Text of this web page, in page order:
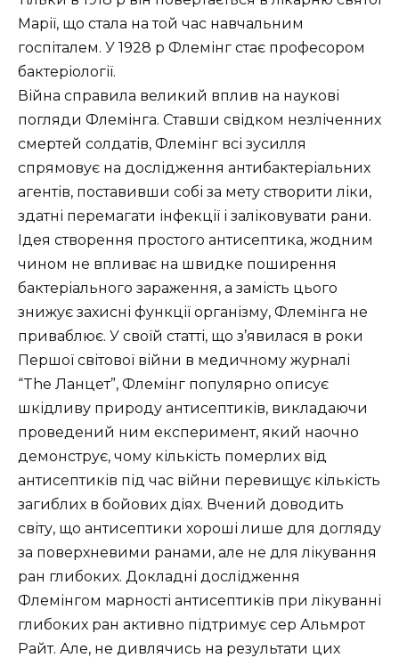
Марії, що стала на той час навчальним
госпіталем. У 1928 р Флемінг стає професором
бактеріології.
Війна справила великий вплив на наукові
погляди Флемінга. Ставши свідком незліченних
смертей солдатів, Флемінг всі зусилля
спрямовує на дослідження антибактеріальних
агентів, поставивши собі за мету створити ліки,
здатні перемагати інфекції і заліковувати рани.
Ідея створення простого антисептика, жодним
чином не впливає на швидке поширення
бактеріального зараження, а замість цього
знижує захисні функції організму, Флемінга не
приваблює. У своїй статті, що з’явилася в роки
Першої світової війни в медичному журналі
“The Ланцет”, Флемінг популярно описує
шкідливу природу антисептиків, викладаючи
проведений ним експеримент, який наочно
демонструє, чому кількість померлих від
антисептиків під час війни перевищує кількість
загиблих в бойових діях. Вчений доводить
світу, що антисептики хороші лише для догляду
за поверхневими ранами, але не для лікування
ран глибоких. Докладні дослідження
Флемінгом марності антисептиків при лікуванні
глибоких ран активно підтримує сер Альмрот
Райт. Але, не дивлячись на результати цих